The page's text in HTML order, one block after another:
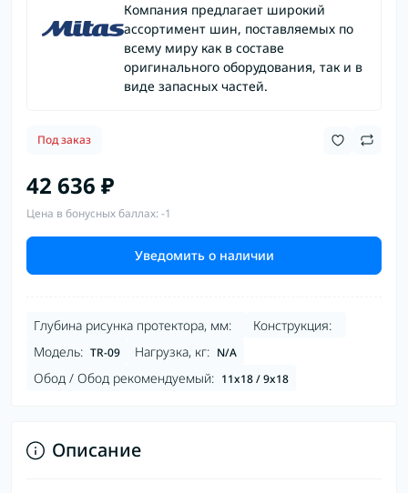
Компания предлагает широкий
ассортимент шин, поставляемых по
всему миру как в составе
оригинального оборудования, так и в
виде запасных частей.
Под заказ
42 636 ₽
Цена в бонусных баллах: -1
Уведомить о наличии
Глубина рисунка протектора, мм:
Конструкция:
Модель: TR-09 Нагрузка, кг: N/A
Обод / Обод рекомендуемый: 11x18 / 9x18
Описание